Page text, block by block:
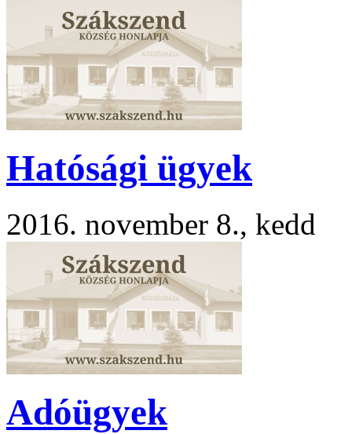
Hatósági ügyek
2016. november 8., kedd
Adóügyek